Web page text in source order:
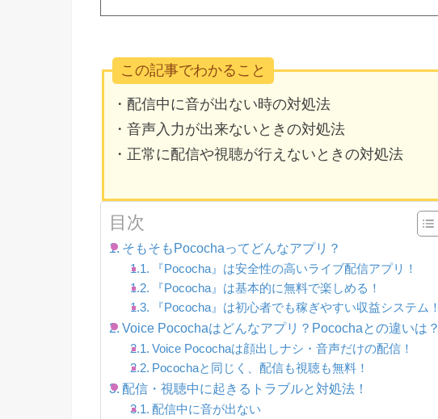
この記事でわかること
・配信中に音が出ない時の対処法
・音声入力が出来ないときの対処法
・正常に配信や視聴が行えないときの対処法
目次
そもそもPocochaってどんなアプリ？
『Pococha』は安全性の高いライブ配信アプリ！
『Pococha』は基本的に無料で楽しめる！
『Pococha』は初心者でも稼ぎやすい収益システム！
Voice Pocochaはどんなアプリ？Pocochaとの違いは？
Voice Pocochaは顔出しナシ・音声だけの配信！
Pocochaと同じく、配信も視聴も無料！
配信・視聴中に起きるトラブルと対処法！
配信中に音が出ない